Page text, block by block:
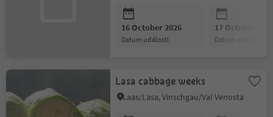
16 October 2026
datum události
17 October
datum události
Lasa cabbage weeks
Laas/Lasa, Vinschgau/Val Venosta